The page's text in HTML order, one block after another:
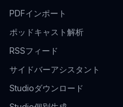
PDFインポート
ポッドキャスト解析
RSSフィード
サイドバーアシスタント
Studioダウンロード